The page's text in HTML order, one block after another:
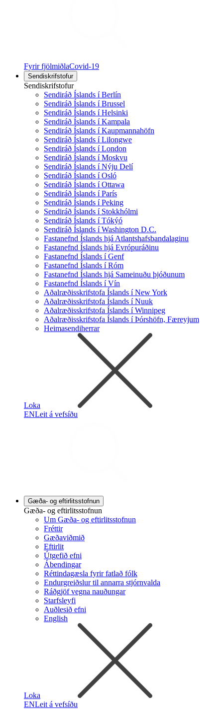
Fyrir fjölmiðlaCovid-19
Sendiskrifstofur
Sendiskrifstofur
Sendiráð Íslands í Berlín
Sendiráð Íslands í Brussel
Sendiráð Íslands í Helsinki
Sendiráð Íslands í Kampala
Sendiráð Íslands í Kaupmannahöfn
Sendiráð Íslands í Lilongwe
Sendiráð Íslands í London
Sendiráð Íslands í Moskvu
Sendiráð Íslands í Nýju Delí
Sendiráð Íslands í Osló
Sendiráð Íslands í Ottawa
Sendiráð Íslands í París
Sendiráð Íslands í Peking
Sendiráð Íslands í Stokkhólmi
Sendiráð Íslands í Tókýó
Sendiráð Íslands í Washington D.C.
Fastanefnd Íslands hjá Atlantshafsbandalaginu
Fastanefnd Íslands hjá Evrópuráðinu
Fastanefnd Íslands í Genf
Fastanefnd Íslands í Róm
Fastanefnd Íslands hjá Sameinuðu þjóðunum
Fastanefnd Íslands í Vín
Aðalræðisskrifstofa Íslands í New York
Aðalræðisskrifstofa Íslands í Nuuk
Aðalræðisskrifstofa Íslands í Winnipeg
Aðalræðisskrifstofa Íslands í Þórshöfn, Færeyjum
Heimasendiherrar
Loka
ENLeit á vefsíðu
Gæða- og eftirlitsstofnun
Gæða- og eftirlitsstofnun
Um Gæða- og eftirlitsstofnun
Fréttir
Gæðaviðmið
Eftirlit
Útgefið efni
Ábendingar
Réttindagæsla fyrir fatlað fólk
Endurgreiðslur til annarra stjórnvalda
Ráðgjöf vegna nauðungar
Starfsleyfi
Auðlesið efni
English
Loka
ENLeit á vefsíðu